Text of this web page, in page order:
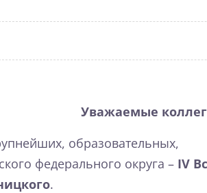
Уважаемые
образовательных,
федерального округа – IV
.